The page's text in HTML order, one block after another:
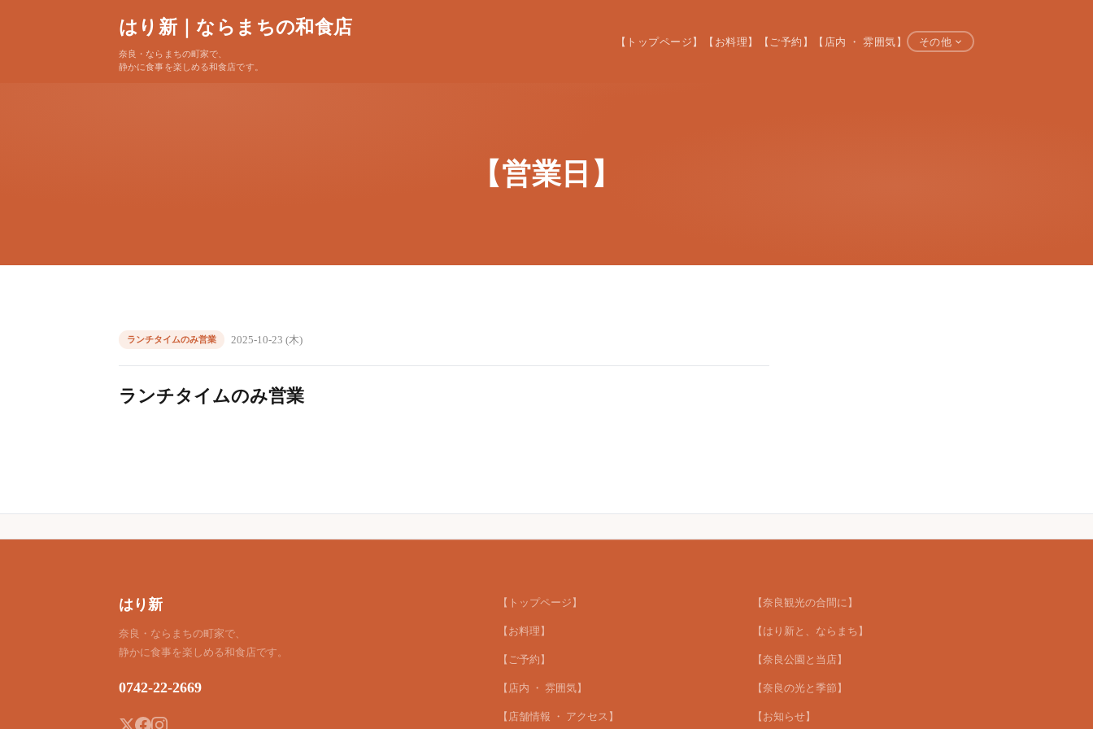
はり新｜ならまちの和食店
奈良・ならまちの町家で、
静かに食事を楽しめる和食店です。
【トップページ】 【お料理】 【ご予約】 【店内 ・ 雰囲気】 その他
【営業日】
ランチタイムのみ営業 2025-10-23 (木)
ランチタイムのみ営業
はり新
奈良・ならまちの町家で、
静かに食事を楽しめる和食店です。
0742-22-2669
【トップページ】
【お料理】
【ご予約】
【店内 ・ 雰囲気】
【店舗情報 ・ アクセス】
【奈良観光の合間に】
【はり新と、ならまち】
【奈良公園と当店】
【奈良の光と季節】
【お知らせ】